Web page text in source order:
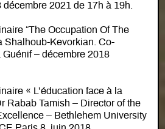
2021 de 17h à 19h.
“The Occupation Of The
Shalhoub-Kevorkian. Co-
– décembre 2018
« L’éducation face à la
Rabab Tamish – Director of the
– Bethlehem University